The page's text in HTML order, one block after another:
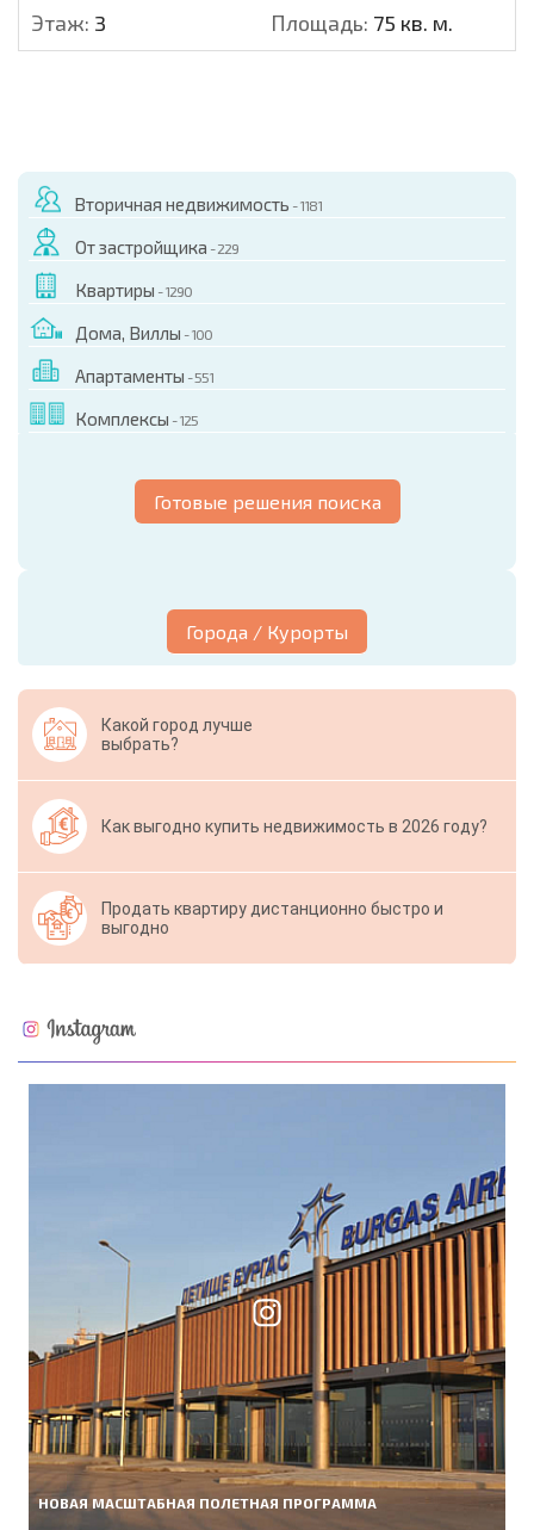
Этаж: 3 Площадь: 75 кв. м.
Вторичная недвижимость - 1181
От застройщика - 229
Квартиры - 1290
Дома, Виллы - 100
Апартаменты - 551
Комплексы - 125
Готовые решения поиска
Города / Курорты
Какой город лучше
выбрать?
Как выгодно купить недвижимость в 2026 году?
Продать квартиру дистанционно быстро и
выгодно
НОВАЯ МАСШТАБНАЯ ПОЛЕТНАЯ ПРОГРАММА